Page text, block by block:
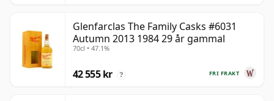
Glenfarclas The Family Casks #6031
Autumn 2013 1984 29 år gammal
70cl • 47.1%
FRI FRAKT
42 555 kr ?